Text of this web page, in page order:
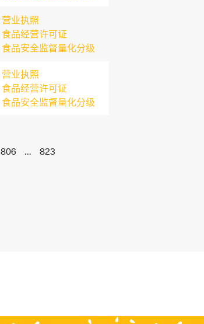
营业执照
食品经营许可证
食品安全监督量化分级
营业执照
食品经营许可证
食品安全监督量化分级
806 ... 823